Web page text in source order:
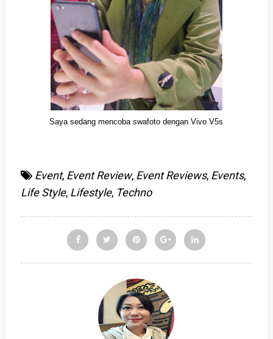
Saya sedang mencoba swafoto dengan Vivo V5s
Event, Event Review, Event Reviews, Events,
Life Style, Lifestyle, Techno